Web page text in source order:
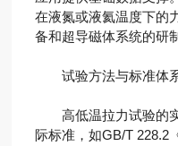
在液氮或液氦温度下的
备和超导磁体系统的研
试验方法与标准体
高低温拉力试验的实
际标准，如GB/T 228.2